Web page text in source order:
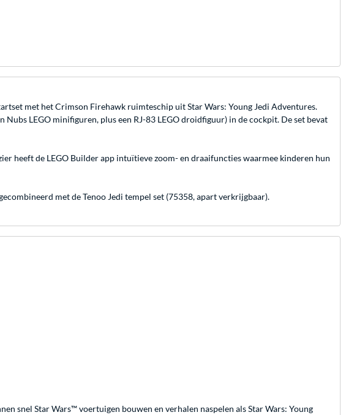
met het Crimson Firehawk ruimteschip uit Star Wars: Young Jedi Adventures.
LEGO minifiguren, plus een RJ-83 LEGO droidfiguur) in de cockpit. De set bevat
heeft de LEGO Builder app intuïtieve zoom- en draaifuncties waarmee kinderen hun
met de Tenoo Jedi tempel set (75358, apart verkrijgbaar).
snel Star Wars™ voertuigen bouwen en verhalen naspelen als Star Wars: Young